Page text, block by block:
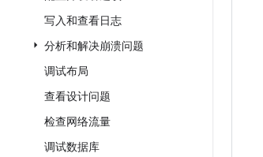
写入和查看日志
分析和解决崩溃问题
调试布局
查看设计问题
检查网络流量
调试数据库